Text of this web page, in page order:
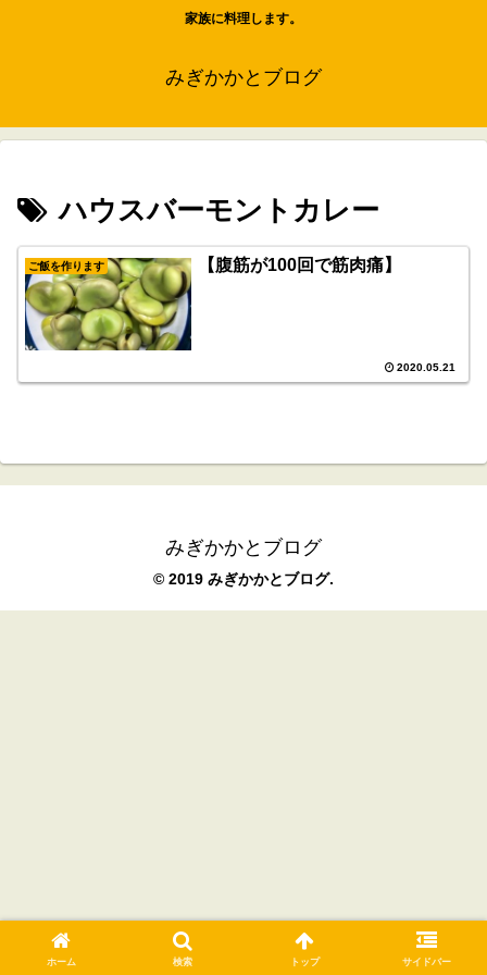
家族に料理します。
みぎかかとブログ
ハウスバーモントカレー
ご飯を作ります 【腹筋が100回で筋肉痛】
2020.05.21
みぎかかとブログ
© 2019 みぎかかとブログ.
ホーム 検索 トップ サイドバー